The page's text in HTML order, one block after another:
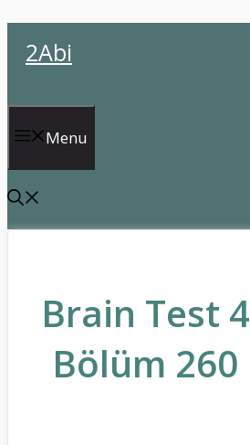
atla2Abi
Menu
Brain Test 4
Bölüm 260